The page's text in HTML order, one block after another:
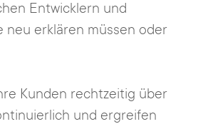
Entwicklern und
neu erklären müssen oder
Kunden rechtzeitig über
und ergreifen